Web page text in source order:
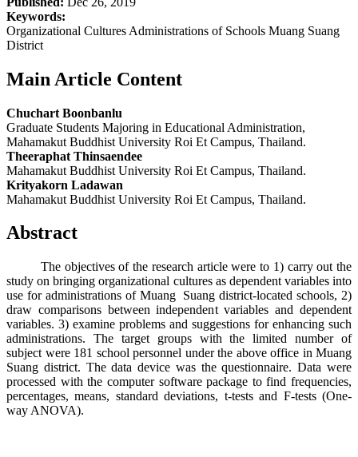
Keywords:
Organizational Cultures Administrations of Schools Muang Suang
District
Main Article Content
Chuchart Boonbanlu
Graduate Students Majoring in Educational Administration,
Mahamakut Buddhist University Roi Et Campus, Thailand.
Theeraphat Thinsaendee
Mahamakut Buddhist University Roi Et Campus, Thailand.
Krityakorn Ladawan
Mahamakut Buddhist University Roi Et Campus, Thailand.
Abstract
The objectives of the research article were to 1) carry out the
study on bringing organizational cultures as dependent variables into
use for administrations of Muang Suang district-located schools, 2)
draw comparisons between independent variables and dependent
variables. 3) examine problems and suggestions for enhancing such
administrations. The target groups with the limited number of
subject were 181 school personnel under the above office in Muang
Suang district. The data device was the questionnaire. Data were
processed with the computer software package to find frequencies,
percentages, means, standard deviations, t-tests and F-tests (One-
way ANOVA).